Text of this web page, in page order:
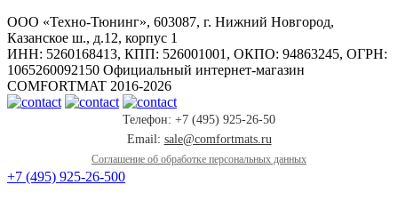
ООО «Техно-Тюнинг», 603087, г. Нижний Новгород,
Казанское ш., д.12, корпус 1
ИНН: 5260168413, КПП: 526001001, ОКПО: 94863245, ОГРН:
1065260092150 Официальный интернет-магазин
COMFORTMAT 2016-2026
Телефон: +7 (495) 925-26-50
Email: sale@comfortmats.ru
Соглашение об обработке персональных данных
+7 (495) 925-26-500